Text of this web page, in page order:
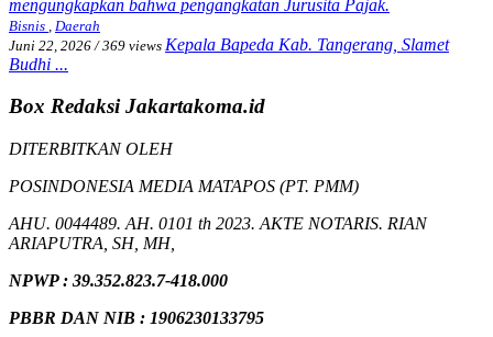
Bisnis
Daerah
Juni 22, 2026 / 369 views Kepala Bapeda Kab. Tangerang, Slamet
Budhi ...
Box Redaksi Jakartakoma.id
DITERBITKAN OLEH
POSINDONESIA MEDIA MATAPOS (PT. PMM)
AHU. 0044489. AH. 0101 th 2023. AKTE NOTARIS. RIAN
ARIAPUTRA, SH, MH,
NPWP: 39.352.823.7-418.000
PBBR DAN NIB : 1906230133795